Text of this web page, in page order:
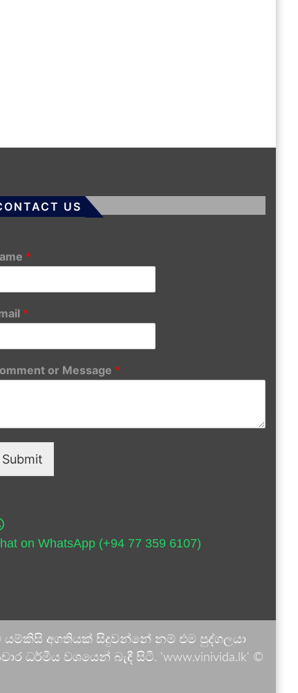
US
*
*
or Message *
Submit
on WhatsApp (+94 77 359 6107)
යම්කිසි අගතියක් සිදුවන්නේ නම් එම පුද්ගලයා
වශයෙන් බැඳී සිටී. 'www.vinivida.lk' ©